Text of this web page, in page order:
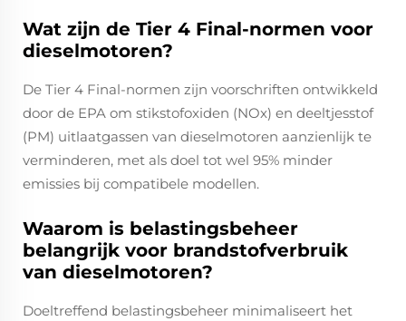
Wat zijn de Tier 4 Final-normen voor
dieselmotoren?
De Tier 4 Final-normen zijn voorschriften ontwikkeld
door de EPA om stikstofoxiden (NOx) en deeltjesstof
(PM) uitlaatgassen van dieselmotoren aanzienlijk te
verminderen, met als doel tot wel 95% minder
emissies bij compatibele modellen.
Waarom is belastingsbeheer
belangrijk voor brandstofverbruik
van dieselmotoren?
Doeltreffend belastingsbeheer minimaliseert het